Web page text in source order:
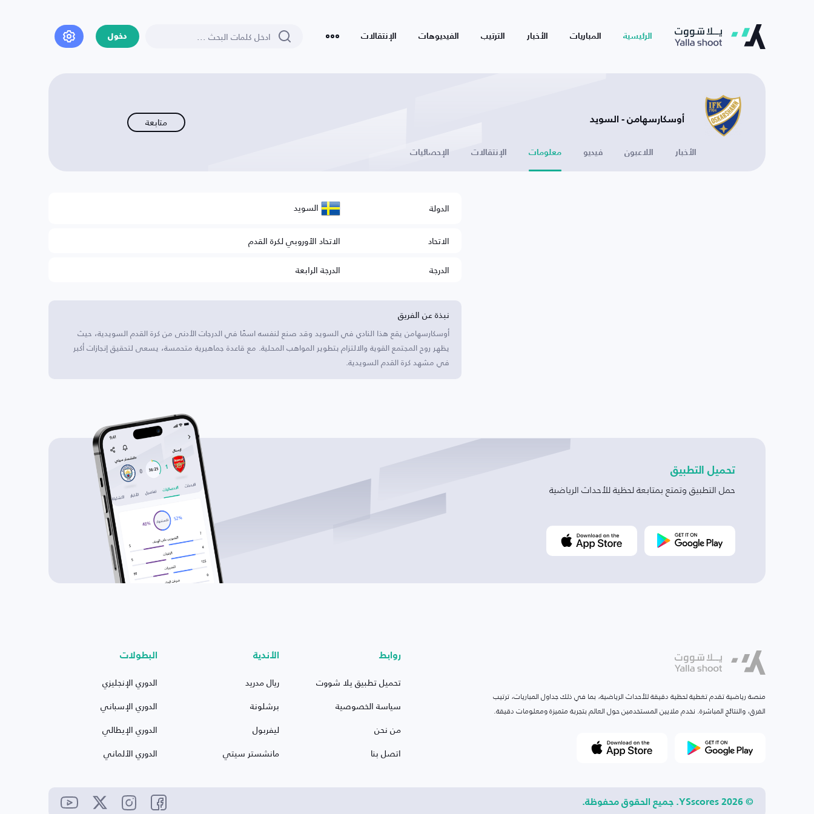
الرئيسية المباريات الأخبار الترتيب الفيديوهات الإنتقالات دخول
أوسكارسهامن - السويد متابعة
الأخبار اللاعبون فيديو معلومات الإنتقالات الإحصائيات
الدولة السويد
الاتحاد
الاتحاد الأوروبي لكرة القدم
الدرجة
الدرجة الرابعة
نبذة عن الفريق
أوسكارسهامن يقع هذا النادي في السويد وقد صنع لنفسه اسمًا في الدرجات الأدنى من كرة القدم السويدية، حيث
يظهر روح المجتمع القوية والالتزام بتطوير المواهب المحلية. مع قاعدة جماهيرية متحمسة، يسعى لتحقيق إنجازات أكبر
في مشهد كرة القدم السويدية.
تحميل التطبيق
حمل التطبيق وتمتع بمتابعة لحظية للأحداث الرياضية
منصة رياضية تقدم تغطية لحظية دقيقة للأحداث الرياضية، بما في ذلك جداول المباريات، ترتيب
الفرق، والنتائج المباشرة. نخدم ملايين المستخدمين حول العالم بتجربة متميزة ومعلومات دقيقة.
روابط
تحميل تطبيق يلا شووت
سياسة الخصوصية
من نحن
اتصل بنا
الأندية
ريال مدريد
برشلونة
ليفربول
مانشستر سيتي
البطولات
الدوري الإنجليزي
الدوري الإسباني
الدوري الإيطالي
الدوري الألماني
© 2026 YSscores. جميع الحقوق محفوظة.